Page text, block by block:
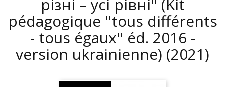
різні – усі рівні" (Kit
pédagogique "tous différents
- tous égaux" éd. 2016 -
version ukrainienne) (2021)